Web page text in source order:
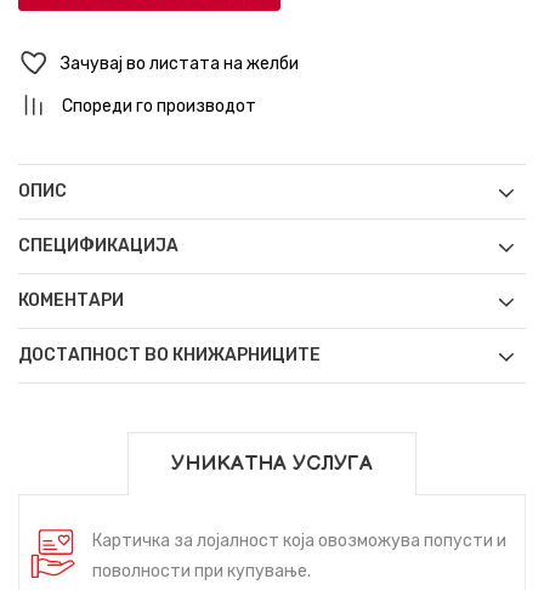
Зачувај во листата на желби
Спореди го производот
ОПИС
СПЕЦИФИКАЦИЈА
КОМЕНТАРИ
ДОСТАПНОСТ ВО КНИЖАРНИЦИТЕ
УНИКАТНА УСЛУГА
Картичка за лојалност која овозможува попусти и
поволности при купување.